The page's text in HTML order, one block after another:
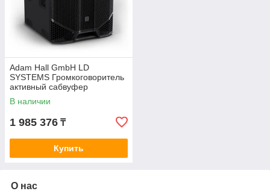
Adam Hall GmbH LD
SYSTEMS Громкоговоритель
активный сабвуфер
LDICOASUB21A PRO
В наличии
1 985 376 ₸
Купить
О нас